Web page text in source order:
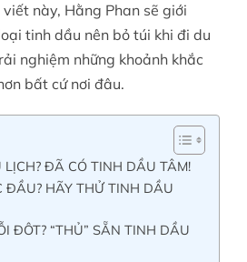
này, Hằng Phan sẽ giới
tinh dầu nên bỏ túi khi đi du
nghiệm những khoảnh khắc
bất cứ nơi đâu.
LỊCH? ĐÃ CÓ TINH DẦU TÂM!
ĐẦU? HÃY THỬ TINH DẦU
ĐÔT? “THỦ” SẴN TINH DẦU